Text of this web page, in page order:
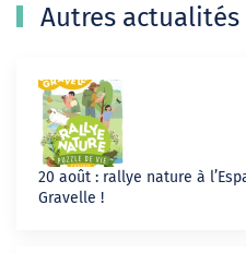
Autres actualités
20 août : rallye nature à
Gravelle !